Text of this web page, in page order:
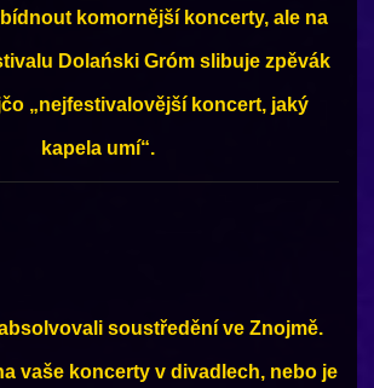
komornější koncerty, ale na
Dolański Gróm slibuje zpěvák
„nejfestivalovější koncert, jaký
kapela umí“.
soustředění ve Znojmě.
vaše koncerty v divadlech, nebo je